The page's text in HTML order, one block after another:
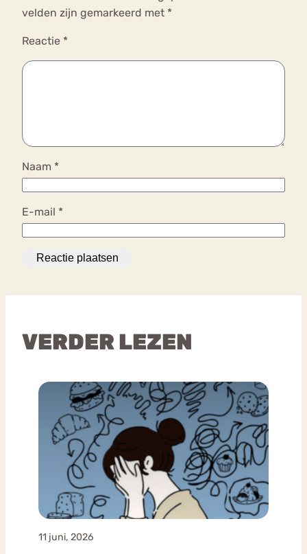
velden zijn gemarkeerd met *
Reactie *
Naam *
E-mail *
VERDER LEZEN
11 juni, 2026